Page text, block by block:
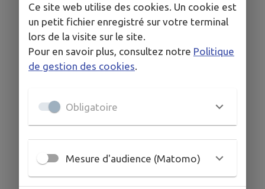
Ce site web utilise des cookies. Un cookie est
un petit fichier enregistré sur votre terminal
lors de la visite sur le site.
Pour en savoir plus, consultez notre Politique
de gestion des cookies.
Obligatoire
Mesure d'audience (Matomo)